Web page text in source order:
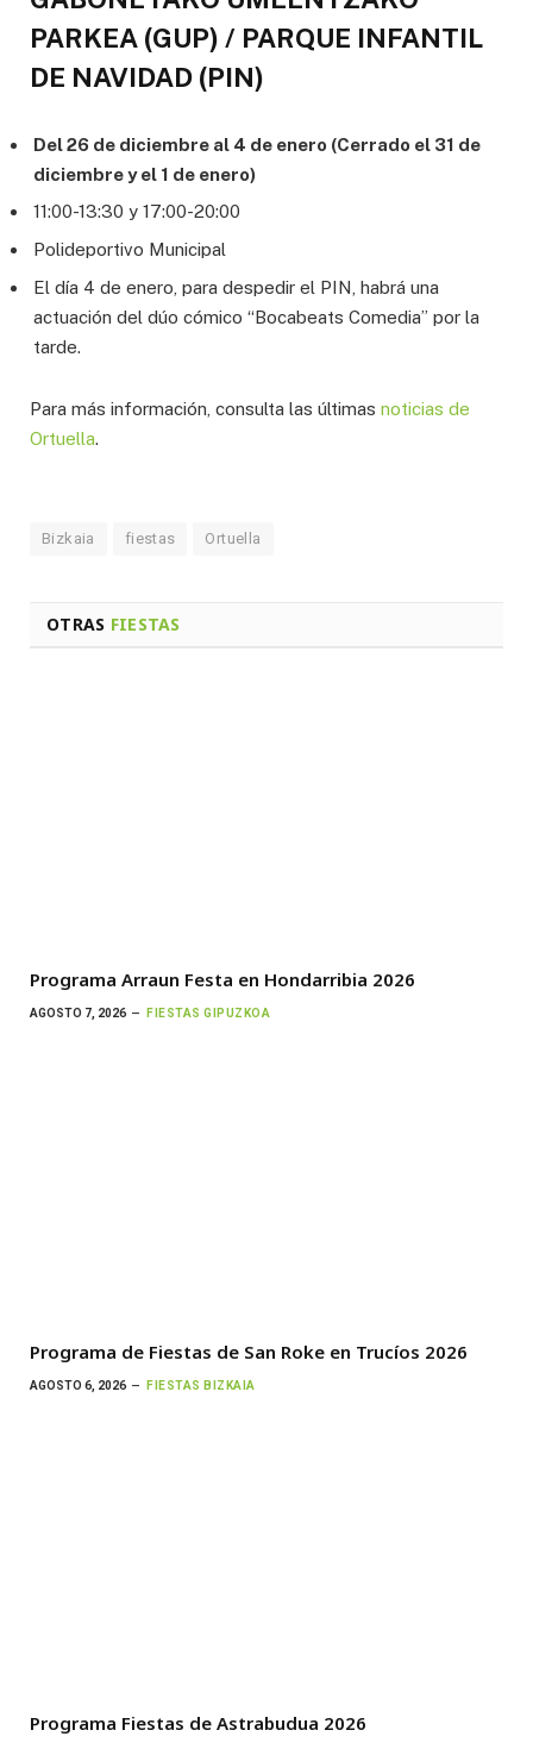
PARKEA (GUP) / PARQUE INFANTIL
DE NAVIDAD (PIN)
Del 26 de diciembre al 4 de enero (Cerrado el 31 de
diciembre y el 1 de enero)
11:00-13:30 y 17:00-20:00
Polideportivo Municipal
El día 4 de enero, para despedir el PIN, habrá una
actuación del dúo cómico “Bocabeats Comedia” por la
tarde.
Para más información, consulta las últimas noticias de
Ortuella.
Bizkaia fiestas Ortuella
OTRAS FIESTAS
Programa Arraun Festa en Hondarribia 2026
AGOSTO 7, 2026 FIESTAS GIPUZKOA
Programa de Fiestas de San Roke en Trucíos 2026
AGOSTO 6, 2026 FIESTAS BIZKAIA
Programa Fiestas de Astrabudua 2026